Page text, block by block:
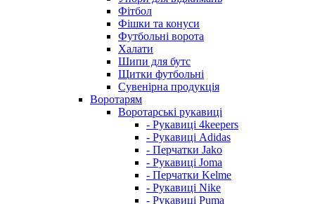
Фітбол
Фішки та конуси
Футбольні ворота
Халати
Шипи для бутс
Щитки футбольні
Сувенірна продукція
Воротарям
Воротарські рукавиці
- Рукавиці 4keepers
- Рукавиці Adidas
- Перчатки Jako
- Рукавиці Joma
- Перчатки Kelme
- Рукавиці Nike
- Рукавиці Puma